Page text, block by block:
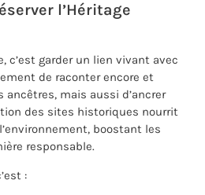
l’Héritage
c’est garder un lien vivant avec
de raconter encore et
mais aussi d’ancrer
des sites historiques nourrit
boostant les
responsable.
: